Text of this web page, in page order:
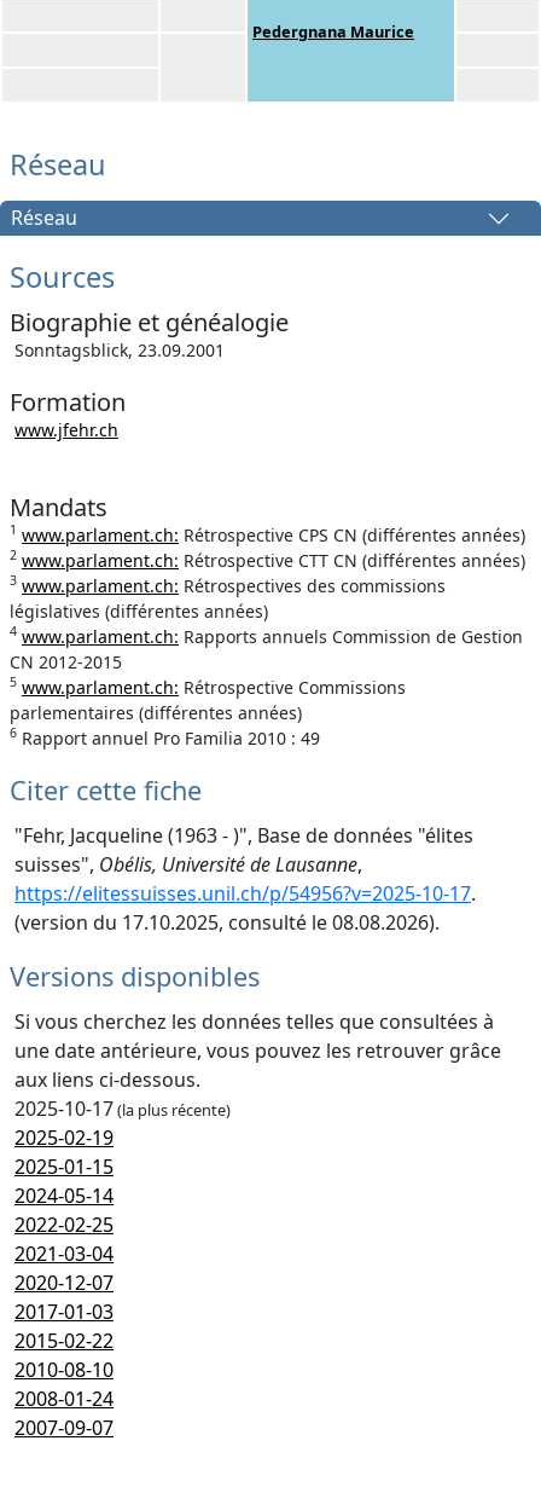
Pedergnana Maurice
Réseau
Réseau
Sources
Biographie et généalogie
Sonntagsblick, 23.09.2001
Formation
www.jfehr.ch
Mandats
1 www.parlament.ch: Rétrospective CPS CN (différentes années)
2 www.parlament.ch: Rétrospective CTT CN (différentes années)
3 www.parlament.ch: Rétrospectives des commissions
législatives (différentes années)
4 www.parlament.ch: Rapports annuels Commission de Gestion
CN 2012-2015
5 www.parlament.ch: Rétrospective Commissions
parlementaires (différentes années)
6 Rapport annuel Pro Familia 2010 : 49
Citer cette fiche
"Fehr, Jacqueline (1963 - )", Base de données "élites
suisses", Obélis, Université de Lausanne,
https://elitessuisses.unil.ch/p/54956?v=2025-10-17.
(version du 17.10.2025, consulté le 08.08.2026).
Versions disponibles
Si vous cherchez les données telles que consultées à
une date antérieure, vous pouvez les retrouver grâce
aux liens ci-dessous.
2025-10-17(la plus récente)
2025-02-19
2025-01-15
2024-05-14
2022-02-25
2021-03-04
2020-12-07
2017-01-03
2015-02-22
2010-08-10
2008-01-24
2007-09-07